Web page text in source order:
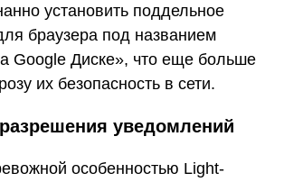
установить поддельное
браузера под названием
Google Диске», что еще больше
их безопасность в сети.
уведомлений
особенностью Light-